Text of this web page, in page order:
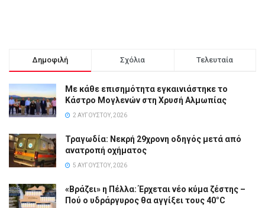
Δημοφιλή Σχόλια Τελευταία
Με κάθε επισημότητα εγκαινιάστηκε το
Κάστρο Μογλενών στη Χρυσή Αλμωπίας
2 ΑΥΓΟΎΣΤΟΥ, 2026
Τραγωδία: Νεκρή 29χρονη οδηγός μετά από
ανατροπή οχήματος
5 ΑΥΓΟΎΣΤΟΥ, 2026
«Βράζει» η Πέλλα: Έρχεται νέο κύμα ζέστης –
Πού ο υδράργυρος θα αγγίξει τους 40°C